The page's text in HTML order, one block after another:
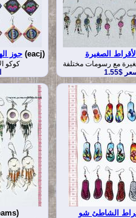
جوز(eacj)
كوكو
الأقراط الصغيرة
مع رسومات مختلفة
$1.55
الشاطئ شو